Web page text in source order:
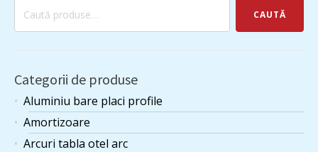
Caută
CAUTĂ
Categorii de produse
Aluminiu bare placi profile
Amortizoare
Arcuri tabla otel arc